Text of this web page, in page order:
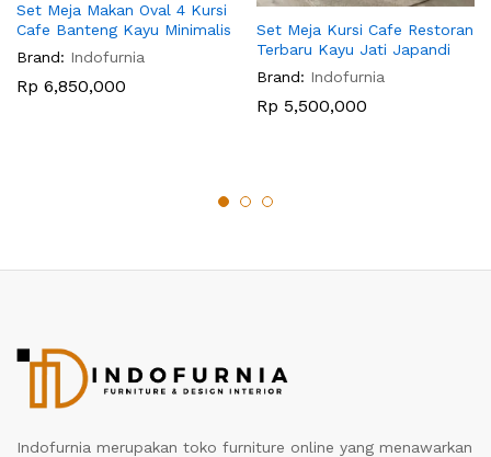
Set Meja Makan Oval 4 Kursi
Cafe Banteng Kayu Minimalis
Brand: Indofurnia
Rp 6,850,000
Set Meja Kursi Cafe Restoran
Terbaru Kayu Jati Japandi
Brand: Indofurnia
Rp 5,500,000
Indofurnia merupakan toko furniture online yang menawarkan